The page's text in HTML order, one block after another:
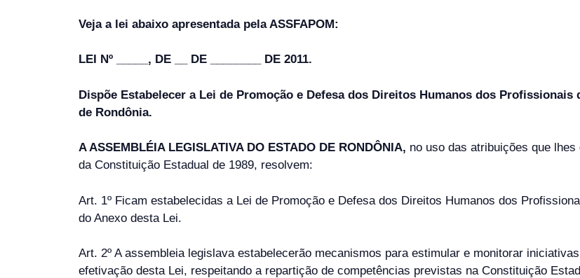
Veja a lei abaixo apresentada pela ASSFAPOM:
LEI Nº _____, DE __ DE ________ DE 2011.
Dispõe Estabelecer a Lei de Promoção e Defesa dos Direitos Humanos dos
de Rondônia.
A ASSEMBLÉIA LEGISLATIVA DO ESTADO DE RONDÔNIA, no uso das atribuições que
da Constituição Estadual de 1989, resolvem:
Art. 1º Ficam estabelecidas a Lei de Promoção e Defesa dos Direitos Humanos dos
do Anexo desta Lei.
Art. 2º A assembleia legislava estabelecerão mecanismos para estimular e monitorar
efetivação desta Lei, respeitando a repartição de competências previstas na Constituição